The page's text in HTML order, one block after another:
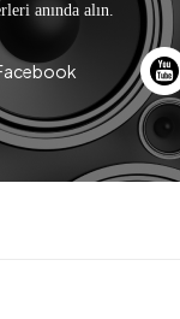
anında alın.